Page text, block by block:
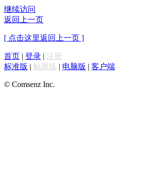
继续访问
返回上一页
[ 点击这里返回上一页 ]
首页 | 登录 | 注册
标准版 | 触屏版 | 电脑版 | 客户端
© Comsenz Inc.